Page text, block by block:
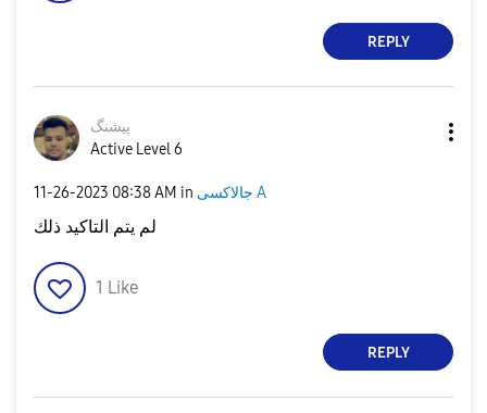
REPLY
پیشنگ
Active Level 6
‎11-26-2023 08:38 AM in جالاكسى A
لم يتم التاكيد ذلك
1 Like
REPLY